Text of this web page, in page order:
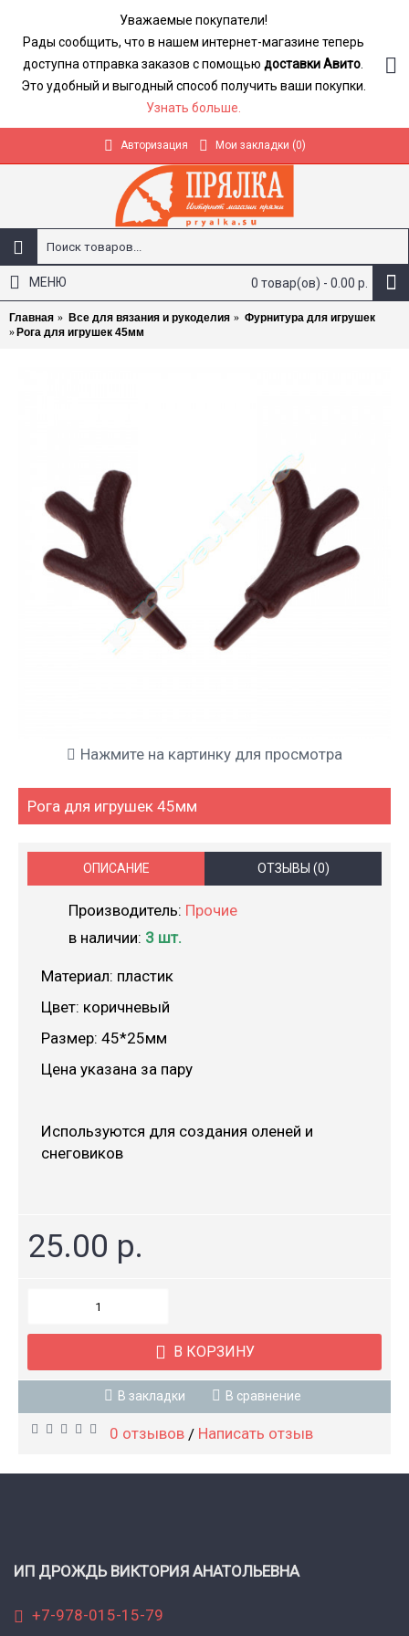
Уважаемые покупатели!
Рады сообщить, что в нашем интернет-магазине теперь
доступна отправка заказов с помощью доставки Авито
Это удобный и выгодный способ получить ваши покупки.
Узнать больше.
Авторизация Мои закладки (0)
0 товар(ов) - 0.00 р.
МЕНЮ
Главная Все для вязания и рукоделия
Фурнитура для игрушек
Рога для игрушек 45мм
Нажмите на картинку для просмотра
Рога для игрушек 45мм
ОПИСАНИЕ ОТЗЫВЫ (0)
Производитель: Прочие
в наличии: 3 шт.
Материал: пластик
Цвет: коричневый
Размер: 45*25мм
Цена указана за пару
Используются для создания оленей и
снеговиков
25.00 р.
В КОРЗИНУ
В закладки В сравнение
0 отзывов / Написать отзыв
ИП ДРОЖДЬ ВИКТОРИЯ АНАТОЛЬЕВНА
+7-978-015-15-79